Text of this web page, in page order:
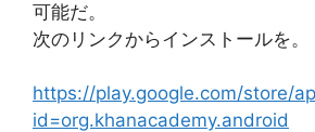
可能だ。
次のリンクからインストールを。
https://play.google.com/store/
id=org.khanacademy.android